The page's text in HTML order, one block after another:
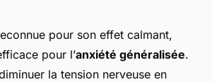
pour son effet calmant,
pour l’anxiété généralisée.
la tension nerveuse en